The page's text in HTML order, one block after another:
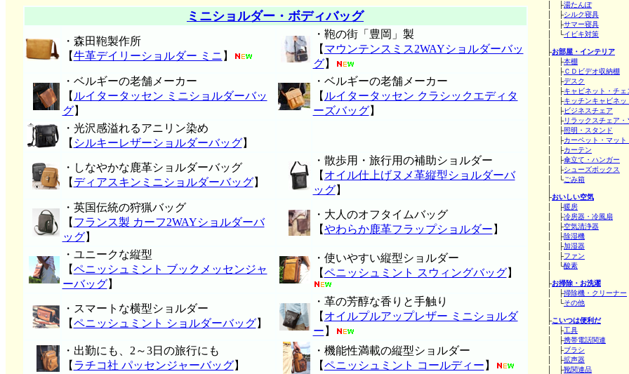
│ ├湯たんぽ
│ ├シルク寝具
│ ├サマー寝具
│ └イビキ対策
├お部屋・インテリア
│ ├本棚
│ ├ＣＤビデオ収納棚
│ ├デスク
│ ├キャビネット・チェ
│ ├キッチンキャビネッ
│ ├ビジネスチェア
│ ├リラックスチェア・
│ ├照明・スタンド
│ ├カーペット・マット
│ ├カーテン
│ ├傘立て・ハンガー
│ ├シューズボックス
│ └ごみ箱
├おいしい空気
│ ├暖房
│ ├冷房器・冷風扇
│ ├空気清浄器
│ ├除湿機
│ ├加湿器
│ ├ファン
│ └酸素
├お掃除・お洗濯
│ ├掃除機・クリーナー
│ └その他
├こいつは便利だ
│ ├工具
│ ├携帯電話関連
│ ├ブラシ
│ ├拡声器
│ ├靴関連品
ミニショルダー・ボディバッグ
・森田鞄製作所
【牛革デイリーショルダー ミニ 】
・鞄の街「豊岡」製
【 マウンテンスミス2WAYショルダーバッ
グ】
・ベルギーの老舗メーカー
【 ルイタータッセン ミニショルダーバッ
グ】
・ベルギーの老舗メーカー
【 ルイタータッセン クラシックエディタ
ーズバッグ】
・光沢感溢れるアニリン染め
【 シルキーレザーショルダーバッグ】
・しなやかな鹿革ショルダーバッグ
【 ディアスキンミニショルダーバッグ】
・散歩用・旅行用の補助ショルダー
【 オイル仕上げヌメ革縦型ショルダーバ
ッグ】
・英国伝統の狩猟バッグ
【 フランス製 カーフ2WAYショルダーバ
ッグ】
・大人のオフタイムバッグ
【やわらか鹿革フラップショルダー 】
・ユニークな縦型
【ペニッシュミント ブックメッセンジャ
ーバッグ】
・使いやすい縦型ショルダー
【ペニッシュミント スウィングバッグ】
・スマートな横型ショルダー
【ペニッシュミント ショルダーバッグ】
・革の芳醇な香りと手触り
【 オイルプルアップレザー ミニショルダ
ー 】
・出勤にも、2～3日の旅行にも
【 ラチコ社 パッセンジャーバッグ】
・機能性満載の縦型ショルダー
【ペニッシュミント コールディー 】